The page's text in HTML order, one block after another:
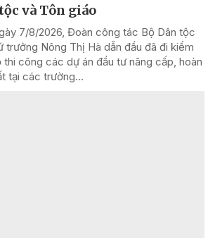
và Tôn giáo
7/8/2026, Đoàn công tác Bộ Dân tộc
trưởng Nông Thị Hà dẫn đầu đã đi kiểm
công các dự án đầu tư nâng cấp, hoàn
tại các trường...